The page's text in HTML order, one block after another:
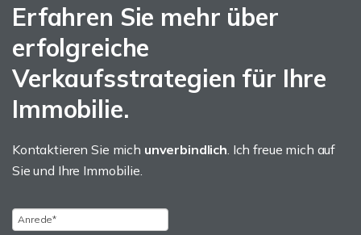
Erfahren Sie mehr über
erfolgreiche
Verkaufsstrategien für Ihre
Immobilie.
Kontaktieren Sie mich unverbindlich . Ich freue mich auf
Sie und Ihre Immobilie.